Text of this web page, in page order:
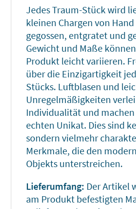
Jedes Traum-Stück wird
kleinen Chargen von
gegossen, entgratet und
Gewicht und Maße
Produkt leicht variieren.
über die Einzigartigkeit
Stücks. Luftblasen und
Unregelmäßigkeiten
Individualität und
echten Unikat. Dies sind
sondern vielmehr
Merkmale, die den
Objekts unterstreichen.
Lieferumfang: Der Artikel
am Produkt befestigten